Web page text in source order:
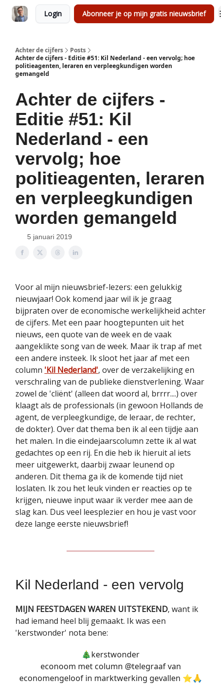
Login Abonneer je op mijn gratis nieuwsbrief
Achter de cijfers
Posts
Achter de cijfers - Editie #51: Kil Nederland - een vervolg; hoe
politieagenten, leraren en verpleegkundigen worden
gemangeld
Achter de cijfers -
Editie #51: Kil
Nederland - een
vervolg; hoe
politieagenten, leraren
en verpleegkundigen
worden gemangeld
5 januari 2019
Voor al mijn nieuwsbrief-lezers: een gelukkig
nieuwjaar! Ook komend jaar wil ik je graag
bijpraten over de economische werkelijkheid achter
de cijfers. Met een paar hoogtepunten uit het
nieuws, een quote van de week en de vaak
aangeklikte song van de week. Maar ik trap af met
een andere insteek. Ik sloot het jaar af met een
column 'Kil Nederland', over de verzakelijking en
verschraling van de publieke dienstverlening. Waar
zowel de 'cliënt' (alleen dat woord al, brrrr....) over
klaagt als de professionals (in gewoon Hollands de
agent, de verpleegkundige, de leraar, de rechter,
de dokter). Over dat thema ben ik al een tijdje aan
het malen. In die eindejaarscolumn zette ik al wat
gedachtes op een rij. En die heb ik hieruit al iets
meer uitgewerkt, daarbij zwaar leunend op
anderen. Dit thema ga ik de komende tijd niet
loslaten. Ik zou het leuk vinden er reacties op te
krijgen, nieuwe input waar ik verder mee aan de
slag kan. Dus veel leesplezier en hou je vast voor
deze lange eerste nieuwsbrief!
Kil Nederland - een vervolg
MIJN FEESTDAGEN WAREN UITSTEKEND, want ik
had iemand heel blij gemaakt. Ik was een
'kerstwonder' nota bene:
🎄kerstwonder
econoom met column @telegraafvan
economengeloof in marktwerking gevallen ⭐️🙏